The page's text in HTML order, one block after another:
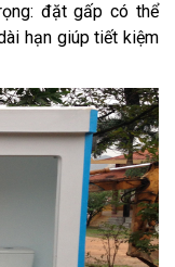
đặt gấp có thể
hạn giúp tiết kiệm